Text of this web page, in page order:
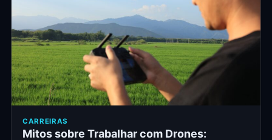
CARREIRAS
Mitos sobre Trabalhar com Drones: